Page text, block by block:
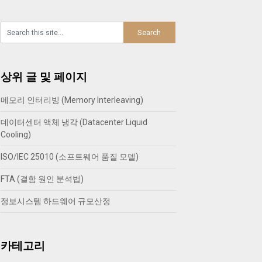
상위 글 및 페이지
메모리 인터리빙 (Memory Interleaving)
데이터센터 액체 냉각 (Datacenter Liquid
Cooling)
ISO/IEC 25010 (소프트웨어 품질 모델)
FTA (결함 원인 분석법)
정보시스템 하드웨어 규모산정
카테고리